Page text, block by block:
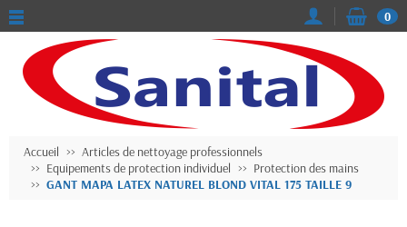
0
Accueil
Articles de nettoyage professionnels
Equipements de protection individuel
Protection des mains
GANT MAPA LATEX NATUREL BLOND VITAL 175 TAILLE 9